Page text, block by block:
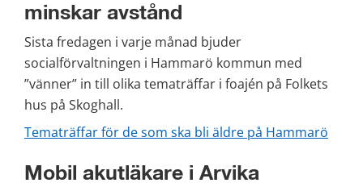
minskar avstånd
Sista fredagen i varje månad bjuder
socialförvaltningen i Hammarö kommun med
”vänner” in till olika tematräffar i foajén på Folkets
hus på Skoghall.
Tematräffar för de som ska bli äldre på Hammarö
Mobil akutläkare i Arvika